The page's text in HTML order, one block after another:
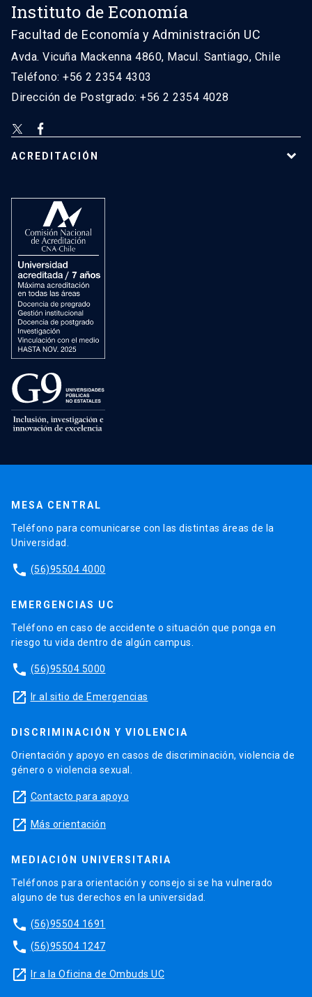
Instituto de Economía
Facultad de Economía y Administración UC
Avda. Vicuña Mackenna 4860, Macul. Santiago, Chile
Teléfono: +56 2 2354 4303
Dirección de Postgrado: +56 2 2354 4028
ACREDITACIÓN
MESA CENTRAL
Teléfono para comunicarse con las distintas áreas de la
Universidad.
phone (56)95504 4000
EMERGENCIAS UC
Teléfono en caso de accidente o situación que ponga en
riesgo tu vida dentro de algún campus.
phone (56)95504 5000
launch Ir al sitio de Emergencias
DISCRIMINACIÓN Y VIOLENCIA
Orientación y apoyo en casos de discriminación, violencia de
género o violencia sexual.
launch Contacto para apoyo
launch Más orientación
MEDIACIÓN UNIVERSITARIA
Teléfonos para orientación y consejo si se ha vulnerado
alguno de tus derechos en la universidad.
phone (56)95504 1691
phone (56)95504 1247
launch Ir a la Oficina de Ombuds UC